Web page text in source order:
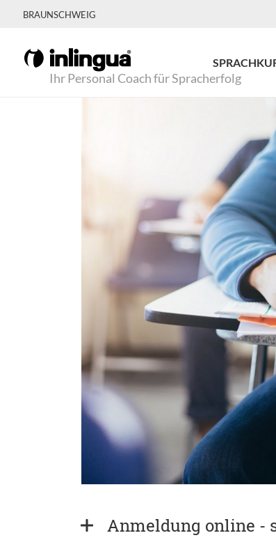
BRAUNSCHWEIG
Ihr Personal Coach für Spracherfolg
Anmeldung online -